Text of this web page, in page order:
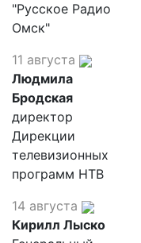
"Русское Радио
Омск"
11 августа
Людмила
Бродская
директор
Дирекции
телевизионных
программ НТВ
14 августа
Кирилл Лыско